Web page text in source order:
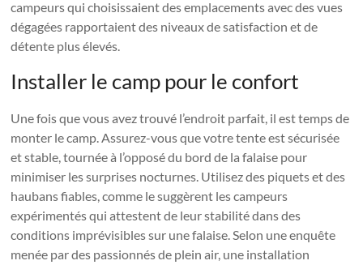
campeurs qui choisissaient des emplacements avec des vues
dégagées rapportaient des niveaux de satisfaction et de
détente plus élevés.
Installer le camp pour le confort
Une fois que vous avez trouvé l’endroit parfait, il est temps de
monter le camp. Assurez-vous que votre tente est sécurisée
et stable, tournée à l’opposé du bord de la falaise pour
minimiser les surprises nocturnes. Utilisez des piquets et des
haubans fiables, comme le suggèrent les campeurs
expérimentés qui attestent de leur stabilité dans des
conditions imprévisibles sur une falaise. Selon une enquête
menée par des passionnés de plein air, une installation